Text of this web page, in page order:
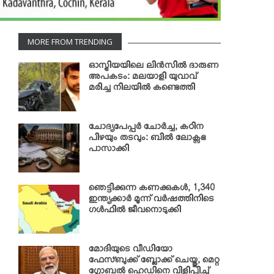
MORE FROM TRENDING
ഓസ്ട്രിയയിലെ ലിന്‍സില്‍ ദാരുണ
അപകടം: മലയാളി യുവാവ്
മരിച്ച നിലയില്‍ കണ്ടെത്തി
ചോദ്യപേപ്പര്‍ ചോര്‍ച്ച; കഠിന
പിഴയും തടവും: ബില്‍ ലോക്സഭ
പാസാക്കി
ഞെട്ടിക്കുന്ന കണക്കുകള്‍; 1,340
ഇന്ത്യക്കാര്‍ മൂന്ന് വര്‍ഷത്തിനിടെ
ഗള്‍ഫില്‍ ജീവനൊടുക്കി
മോദിയുടെ വീഡിയോ
ഫേസ്ബുക്ക് ബ്ലോക്ക് ചെയ്തു; മെറ്റ